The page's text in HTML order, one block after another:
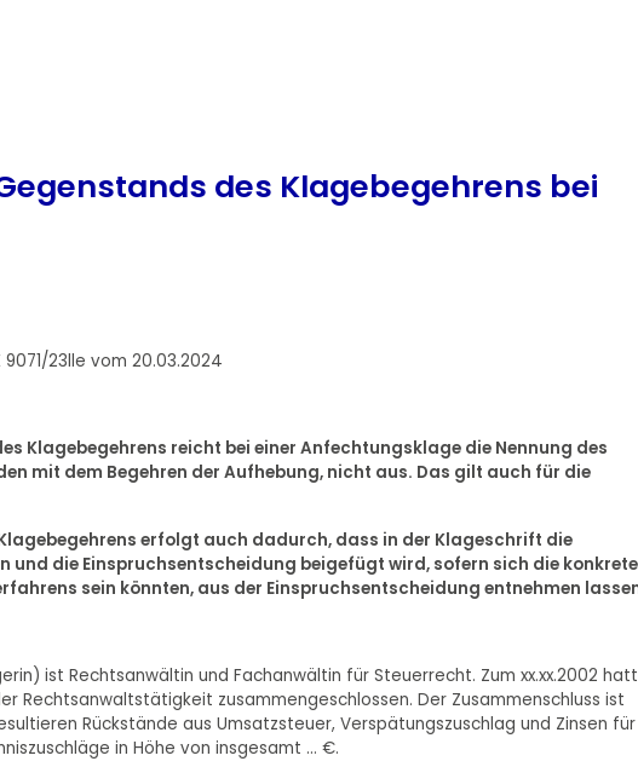
des Klagebegehrens bei
23lle vom 20.03.2024
Klagebegehrens reicht bei einer Anfechtungsklage die Nennung des
mit dem Begehren der Aufhebung, nicht aus. Das gilt auch für die
Klagebegehrens erfolgt auch dadurch, dass in der Klageschrift die
und die Einspruchsentscheidung beigefügt wird, sofern sich die
sein könnten, aus der Einspruchsentscheidung entnehmen
ist Rechtsanwältin und Fachanwältin für Steuerrecht. Zum xx.xx.2002
Rechtsanwaltstätigkeit zusammengeschlossen. Der Zusammenschluss ist
Rückstände aus Umsatzsteuer, Verspätungszuschlag und Zinsen für
in Höhe von insgesamt ... €.